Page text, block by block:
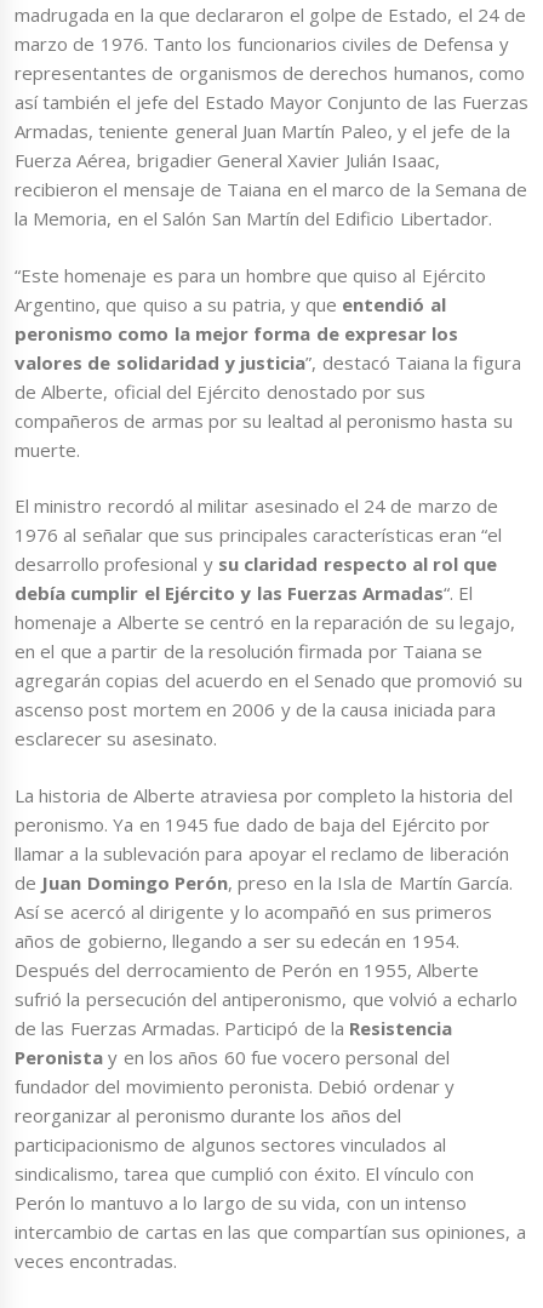
madrugada en la que declararon el golpe de Estado, el 24 de
marzo de 1976. Tanto los funcionarios civiles de Defensa y
representantes de organismos de derechos humanos, como
así también el jefe del Estado Mayor Conjunto de las Fuerzas
Armadas, teniente general Juan Martín Paleo, y el jefe de la
Fuerza Aérea, brigadier General Xavier Julián Isaac,
recibieron el mensaje de Taiana en el marco de la Semana de
la Memoria, en el Salón San Martín del Edificio Libertador.
“Este homenaje es para un hombre que quiso al Ejército
Argentino, que quiso a su patria, y que entendió al
peronismo como la mejor forma de expresar los
valores de solidaridad y justicia”, destacó Taiana la figura
de Alberte, oficial del Ejército denostado por sus
compañeros de armas por su lealtad al peronismo hasta su
muerte.
El ministro recordó al militar asesinado el 24 de marzo de
1976 al señalar que sus principales características eran “el
desarrollo profesional y su claridad respecto al rol que
debía cumplir el Ejército y las Fuerzas Armadas“. El
homenaje a Alberte se centró en la reparación de su legajo,
en el que a partir de la resolución firmada por Taiana se
agregarán copias del acuerdo en el Senado que promovió su
ascenso post mortem en 2006 y de la causa iniciada para
esclarecer su asesinato.
La historia de Alberte atraviesa por completo la historia del
peronismo. Ya en 1945 fue dado de baja del Ejército por
llamar a la sublevación para apoyar el reclamo de liberación
de Juan Domingo Perón, preso en la Isla de Martín García.
Así se acercó al dirigente y lo acompañó en sus primeros
años de gobierno, llegando a ser su edecán en 1954.
Después del derrocamiento de Perón en 1955, Alberte
sufrió la persecución del antiperonismo, que volvió a echarlo
de las Fuerzas Armadas. Participó de la Resistencia
Peronista y en los años 60 fue vocero personal del
fundador del movimiento peronista. Debió ordenar y
reorganizar al peronismo durante los años del
participacionismo de algunos sectores vinculados al
sindicalismo, tarea que cumplió con éxito. El vínculo con
Perón lo mantuvo a lo largo de su vida, con un intenso
intercambio de cartas en las que compartían sus opiniones, a
veces encontradas.